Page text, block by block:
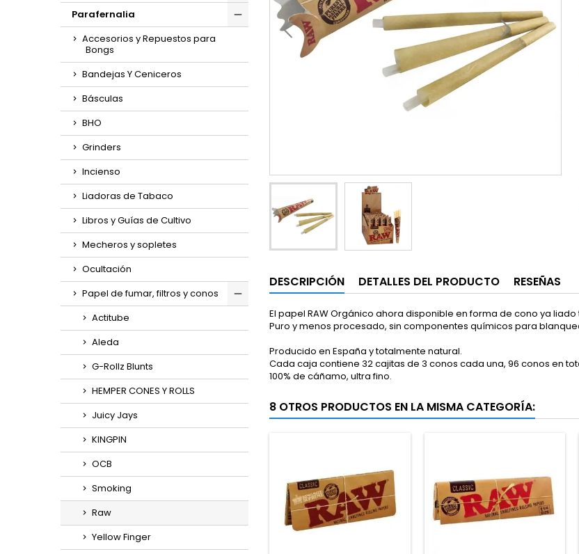
Parafernalia
Accesorios y Repuestos para
Bongs
Bandejas Y Ceniceros
Básculas
BHO
Grinders
Incienso
Liadoras de Tabaco
Libros y Guías de Cultivo
Mecheros y sopletes
Ocultación
Papel de fumar, filtros y conos
Actitube
Aleda
G-Rollz Blunts
HEMPER CONES Y ROLLS
Juicy Jays
KINGPIN
OCB
Smoking
Raw
Yellow Finger
DESCRIPCIÓN DETALLES DEL PRODUCTO RESEÑAS
El papel RAW Orgánico ahora disponible en forma de cono ya liado
Puro y menos procesado, sin componentes químicos para
Producido en España y totalmente natural.
Cada caja contiene 32 cajitas de 3 conos cada una, 96 conos en
100% de cáñamo, ultra fino.
8 OTROS PRODUCTOS EN LA MISMA CATEGORÍA: